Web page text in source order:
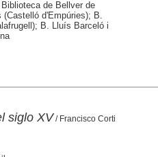
de Bellver de
d'Empúries); B.
B. Lluís Barceló i
siglo XV/ Francisco Corti